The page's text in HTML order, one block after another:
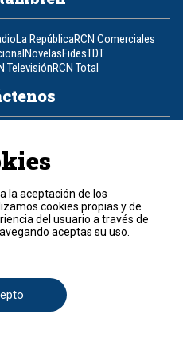
La RepúblicaRCN Comerciales
NovelasFidesTDT
TelevisiónRCN Total
cookies
condiciones
Medios.
reservados.
la aceptación de los
cookies propias y de
del usuario a través de
aceptas su uso.